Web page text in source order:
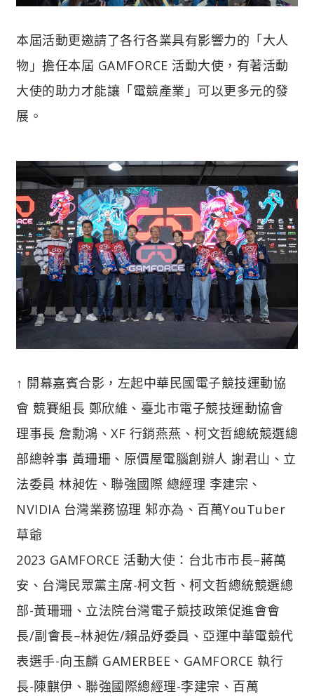
本屆活動更邀請了各行各業具有影響力的「大人
物」擔任本屆 GAMFORCE 活動大使，有著活動
大使的助力才能讓「電競產業」可以更多元的發
展。
↑ 開幕嘉賓合影，左起中華民國電子競技運動協
會 競賽組長 鄭欣維、臺北市電子競技運動協會
理事長 詹勳鴻、XF 行銷燕燕、柯文哲總統競選總
部總幹事 黃珊珊、原價屋電腦創辦人 謝君山、立
法委員 林昶佐、聯強國際 總經理 李建宗、
NVIDIA 台灣業務協理 邾亦為、百萬YouTuber
草爺
2023 GAMFORCE 活動大使：台北市市長–蔣萬
安、台灣民眾黨主席-柯文哲、柯文哲總統競選總
部-黃珊珊、立法院台灣電子競技政策促進會會
長/副會長–林昶佐/賴品妤委員、亞運中華電競代
表選手-向玉麟 GAMERBEE、GAMFORCE 執行
長-陳麒伊、聯強國際總經理-李建宗、百萬